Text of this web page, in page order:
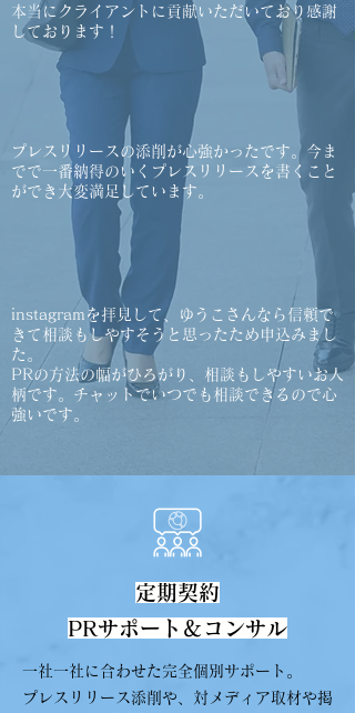
本当にクライアントに貢献いただいており感謝
しております！
​プレスリリースの添削が心強かったです。今ま
でで一番納得のいくプレスリリースを書くこと
ができ大変満足しています。
instagramを拝見して、ゆうこさんなら信頼で
きて相談もしやすそうと思ったため申込みまし
た。
PRの方法の幅がひろがり、相談もしやすいお人
柄です。チャットでいつでも相談できるので心
強いです。
定期契約
PRサポート＆コンサル
一社一社に合わせた完全個別サポート。
プレスリリース添削や、対メディア取材や掲